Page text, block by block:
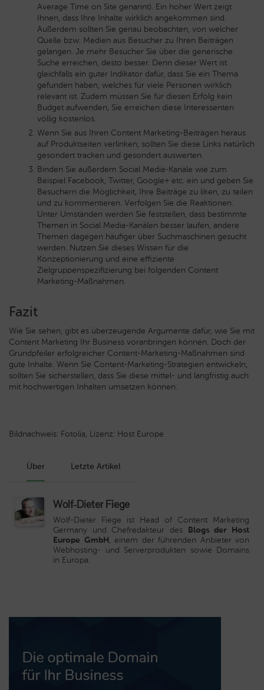
Average Time on Site genannt). Ein hoher Wert zeigt
Ihnen, dass Ihre Inhalte wirklich angekommen sind.
Außerdem sollten Sie genau beobachten, von welcher
Quelle bzw. Medien aus Besucher zu Ihren Beiträgen
gelangen. Je mehr Besucher Sie über die generische
Suche erreichen, desto besser. Denn dieser Wert ist
gleichfalls ein guter Indikator dafür, dass Sie ein Thema
gefunden haben, welches für viele Personen wirklich
relevant ist. Zudem müssen Sie für diesen Erfolg kein
Budget aufwenden, Sie erreichen diese Interessenten
völlig kostenlos.
Wenn Sie aus Ihren Content Marketing-Beiträgen heraus
auf Produktseiten verlinken, sollten Sie diese Links natürlich
gesondert tracken und gesondert auswerten.
Binden Sie außerdem Social Media-Kanäle wie zum
Beispiel Facebook, Twitter, Google+ etc. ein und geben Sie
Besuchern die Möglichkeit, Ihre Beiträge zu liken, zu teilen
und zu kommentieren. Verfolgen Sie die Reaktionen.
Unter Umständen werden Sie feststellen, dass bestimmte
Themen in Social Media-Kanälen besser laufen, andere
Themen dagegen häufiger über Suchmaschinen gesucht
werden. Nutzen Sie dieses Wissen für die
Konzeptionierung und eine effiziente
Zielgruppenspezifizierung bei folgenden Content
Marketing-Maßnahmen.
Fazit
Wie Sie sehen, gibt es überzeugende Argumente dafür, wie Sie mit
Content Marketing Ihr Business voranbringen können. Doch der
Grundpfeiler erfolgreicher Content-Marketing-Maßnahmen sind
gute Inhalte. Wenn Sie Content-Marketing-Strategien entwickeln,
sollten Sie sicherstellen, dass Sie diese mittel- und langfristig auch
mit hochwertigen Inhalten umsetzen können.
Bildnachweis: Fotolia, Lizenz: Host Europe
Über Letzte Artikel
Wolf-Dieter Fiege
Wolf-Dieter Fiege ist Head of Content Marketing
Germany und Chefredakteur des Blogs der Host
Europe GmbH, einem der führenden Anbieter von
Webhosting- und Serverprodukten sowie Domains
in Europa.